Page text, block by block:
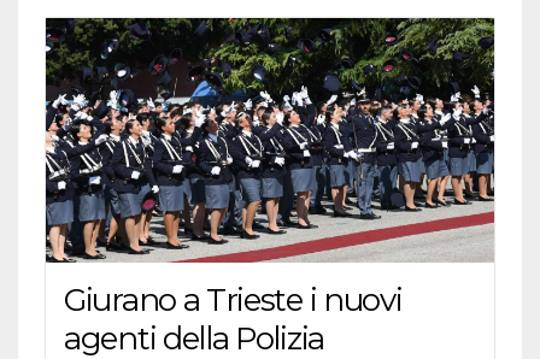
Giurano a Trieste i nuovi
agenti della Polizia